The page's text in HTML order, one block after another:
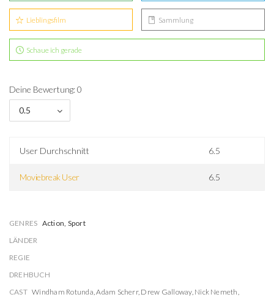
Lieblingsfilm Sammlung
Schaue ich gerade
Deine Bewertung: 0
0.5
User Durchschnitt 6.5
Moviebreak User 6.5
GENRES Action, Sport
LÄNDER
REGIE
DREHBUCH
CAST Windham Rotunda,Adam Scherr, Drew Galloway, Nick Nemeth,